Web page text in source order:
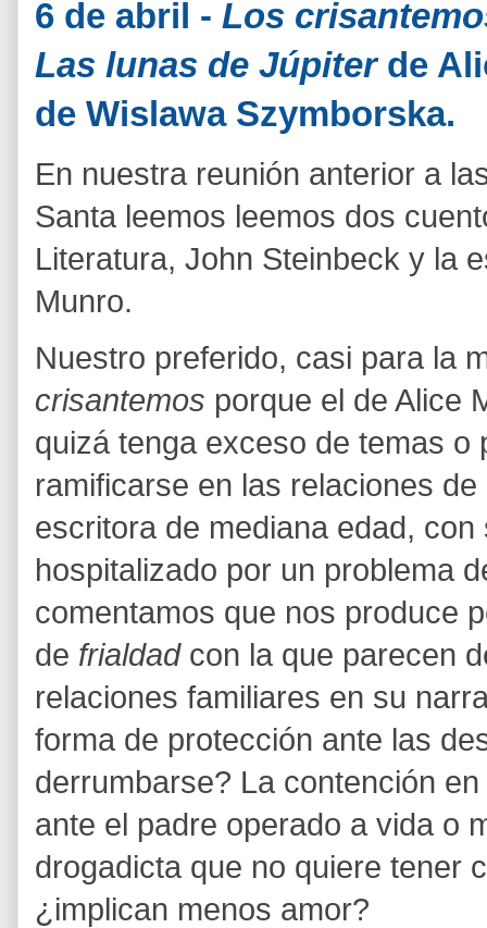
6 de abril - Los
Las lunas de Júpiterde
de Wislawa Szymborska.
En nuestra reunión anterior a
Santa leemos leemos dos
Literatura, John Steinbeck y la
Munro.
Nuestro preferido, casi para la
crisantemos porque el de Alice
quizá tenga exceso de temas o
ramificarse en las relaciones
escritora de mediana edad,
hospitalizado por un problema
comentamos que nos produce
de frialdad con la que parecen
relaciones familiares en su
forma de protección ante las
derrumbarse? La contención
ante el padre operado a vida o
drogadicta que no quiere tener
¿implican menos amor?